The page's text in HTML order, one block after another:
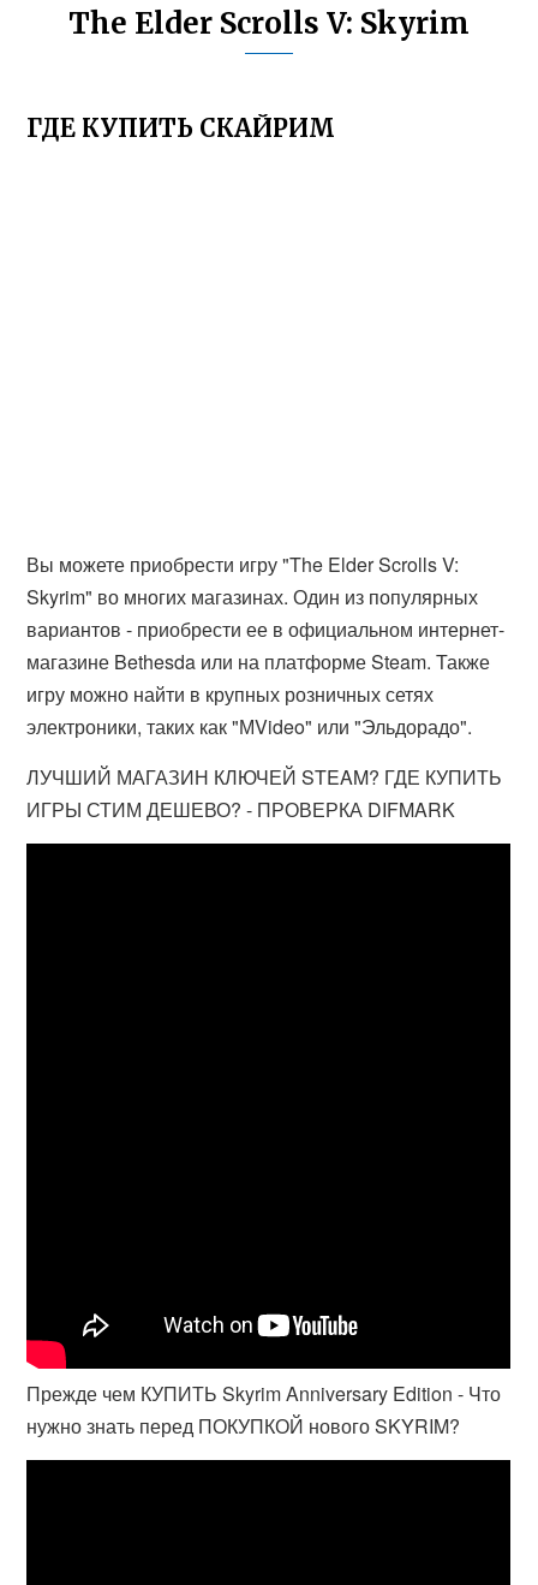
The Elder Scrolls V: Skyrim
ГДЕ КУПИТЬ СКАЙРИМ
Вы можете приобрести игру "The Elder Scrolls V:
Skyrim" во многих магазинах. Один из популярных
вариантов - приобрести ее в официальном интернет-
магазине Bethesda или на платформе Steam. Также
игру можно найти в крупных розничных сетях
электроники, таких как "МVideo" или "Эльдорадо".
ЛУЧШИЙ МАГАЗИН КЛЮЧЕЙ STEAM? ГДЕ КУПИТЬ
ИГРЫ СТИМ ДЕШЕВО? - ПРОВЕРКА DIFMARK
Прежде чем КУПИТЬ Skyrim Anniversary Edition - Что
нужно знать перед ПОКУПКОЙ нового SKYRIM?